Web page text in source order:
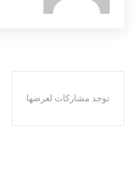
توجد مشاركات لعرضها